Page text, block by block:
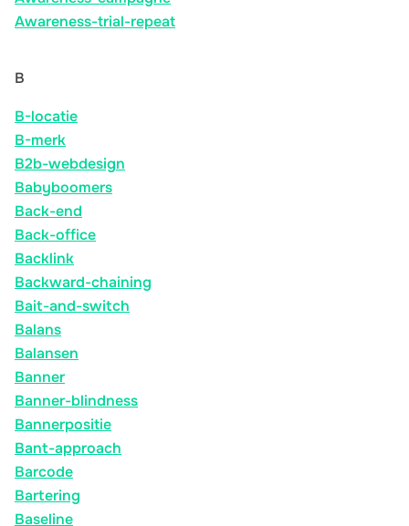
Awareness-trial-repeat
B
B-locatie
B-merk
B2b-webdesign
Babyboomers
Back-end
Back-office
Backlink
Backward-chaining
Bait-and-switch
Balans
Balansen
Banner
Banner-blindness
Bannerpositie
Bant-approach
Barcode
Bartering
Baseline